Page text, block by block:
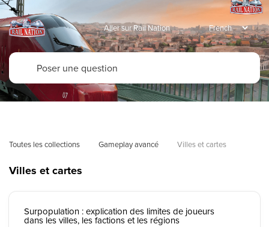
Aller sur Rail Nation
Toutes les collections Gameplay avancé Villes et cartes
Villes et cartes
Surpopulation : explication des limites de joueurs
dans les villes, les factions et les régions